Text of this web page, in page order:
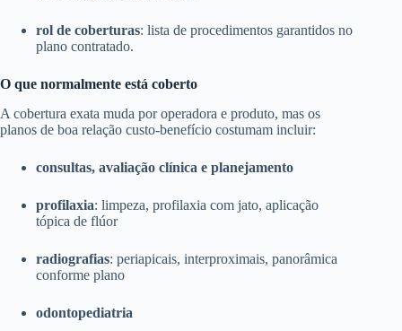
rol de coberturas: lista de procedimentos garantidos no
plano contratado.
O que normalmente está coberto
A cobertura exata muda por operadora e produto, mas os
planos de boa relação custo-benefício costumam incluir:
consultas, avaliação clínica e planejamento
profilaxia: limpeza, profilaxia com jato, aplicação
tópica de flúor
radiografias: periapicais, interproximais, panorâmica
conforme plano
odontopediatria